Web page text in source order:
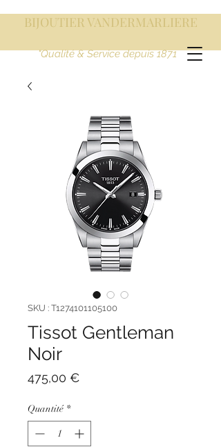
BIJOUTIER VANDERMARLIERE
"Qualité & Service depuis 1871
SKU : T1274101105100
Tissot Gentleman
Noir
475,00 €Prix
Quantité *